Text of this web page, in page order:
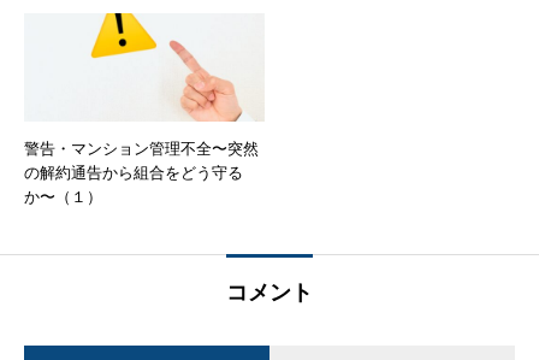
警告・マンション管理不全〜突然
の解約通告から組合をどう守る
か〜（１）
コメント